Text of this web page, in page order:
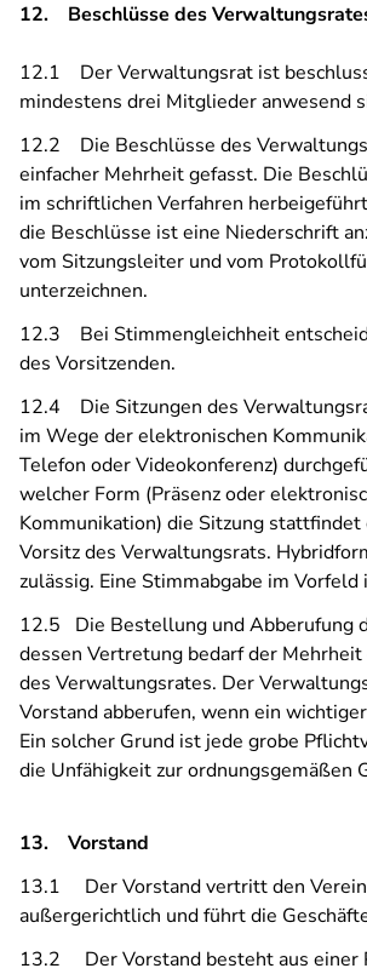
12. Beschlüsse des
12.1 Der Verwaltungsrat ist
mindestens drei Mitglieder anwesend
12.2 Die Beschlüsse des
einfacher Mehrheit gefasst. Die
im schriftlichen Verfahren
die Beschlüsse ist eine Niederschrift
vom Sitzungsleiter und vom
unterzeichnen.
12.3 Bei Stimmengleichheit
des Vorsitzenden.
12.4 Die Sitzungen des
im Wege der elektronischen
Telefon oder Videokonferenz)
welcher Form (Präsenz oder
Kommunikation) die Sitzung
Vorsitz des Verwaltungsrats.
zulässig. Eine Stimmabgabe im Vorfeld
12.5 Die Bestellung und Abberufung
dessen Vertretung bedarf der
des Verwaltungsrates. Der
Vorstand abberufen, wenn ein
Ein solcher Grund ist jede grobe
die Unfähigkeit zur ordnungsgemäßen
13. Vorstand
13.1 Der Vorstand vertritt den
außergerichtlich und führt die
13.2 Der Vorstand besteht aus einer